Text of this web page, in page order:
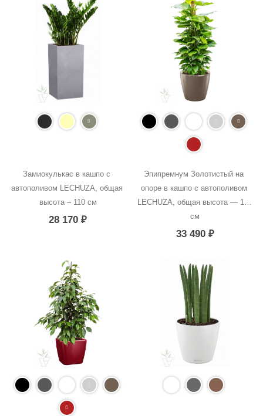
Замиокулькас в кашпо с
автополивом LECHUZA, общая
высота – 110 см
28 170₽
Эпипремнум Золотистый на
опоре в кашпо с автополивом
LECHUZA, общая высота — 160
см
33 490 ₽